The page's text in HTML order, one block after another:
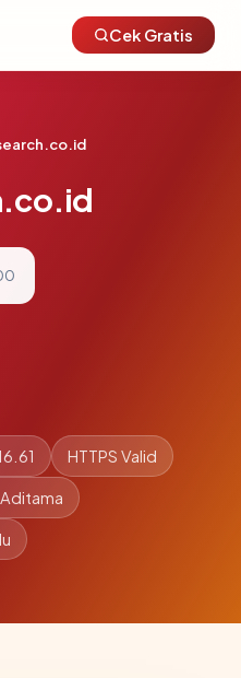
Cek Gratis
HTTPS Valid